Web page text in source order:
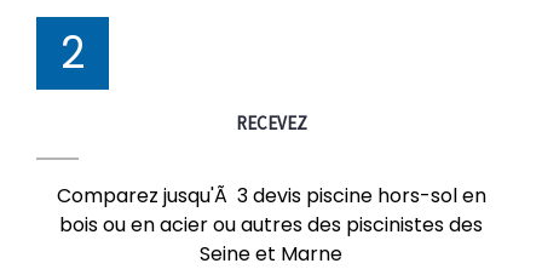
2
RECEVEZ
Comparez jusqu'Ã 3 devis piscine hors-sol en
bois ou en acier ou autres des piscinistes des
Seine et Marne